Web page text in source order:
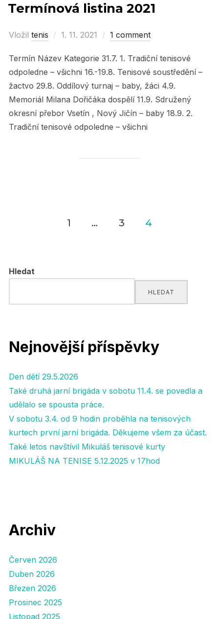
Termínová listina 2021
Vložil tenis
Posted
1. 11. 2021 1 comment
Termín Název Kategorie 31.7. 1. Tradiční tenisové
odpoledne – všichni 16.-19.8. Tenisové soustředění –
žactvo 29.8. Oddílový turnaj – baby, žáci 4.9.
Memoriál Milana Dořičáka dospělí 11.9. Sdružený
okresní přebor Vsetín , Nový Jičín – baby 18.9. 2.
Tradiční tenisové odpoledne – všichni
příspěvky
1 … 3 4
Hledat
HLEDAT
Nejnovější příspěvky
Den dětí 29.5.2026
Také druhá jarní brigáda v sobotu 11.4. se povedla a
udělalo se spousta práce.
V sobotu 3.4. od 9 hodin proběhla na tenisových
kurtech první jarní brigáda. Děkujeme všem za účast.
Také letos navštívil Mikuláš tenisové kurty
MIKULÁŠ NA TENISE 5.12.2025 v 17hod
Archiv
Červen 2026
Duben 2026
Březen 2026
Prosinec 2025
Listopad 2025